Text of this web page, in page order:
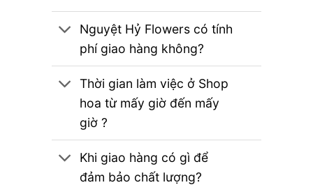
Nguyệt Hỷ Flowers có tính
phí giao hàng không?
Thời gian làm việc ở Shop
hoa từ mấy giờ đến mấy
giờ ?
Khi giao hàng có gì để
đảm bảo chất lượng?